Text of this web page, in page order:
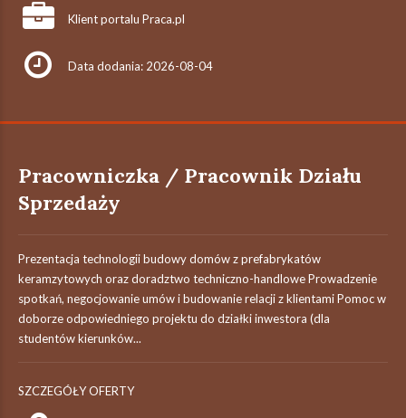
Klient portalu Praca.pl
Data dodania: 2026-08-04
Pracowniczka / Pracownik Działu
Sprzedaży
Prezentacja technologii budowy domów z prefabrykatów
keramzytowych oraz doradztwo techniczno-handlowe Prowadzenie
spotkań, negocjowanie umów i budowanie relacji z klientami Pomoc w
doborze odpowiedniego projektu do działki inwestora (dla
studentów kierunków...
SZCZEGÓŁY OFERTY